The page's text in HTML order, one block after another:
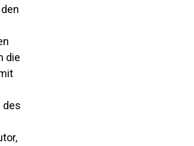
die
des